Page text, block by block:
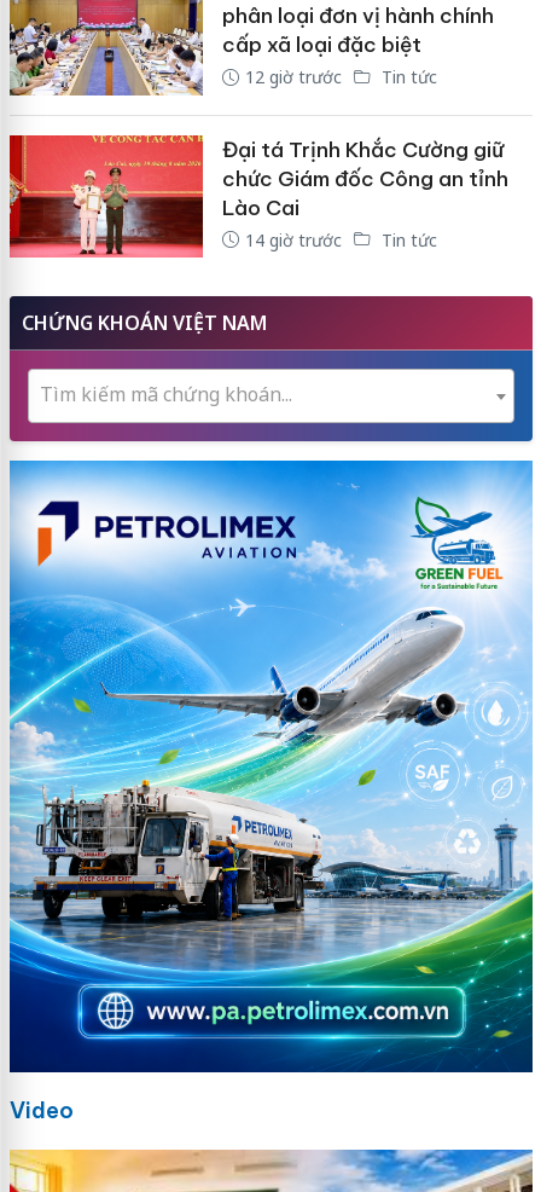
phân loại đơn vị hành chính
cấp xã loại đặc biệt
12 giờ trước Tin tức
Đại tá Trịnh Khắc Cường giữ
chức Giám đốc Công an tỉnh
Lào Cai
14 giờ trước Tin tức
CHỨNG KHOÁN VIỆT NAM
Tìm kiếm mã chứng khoán...
Video